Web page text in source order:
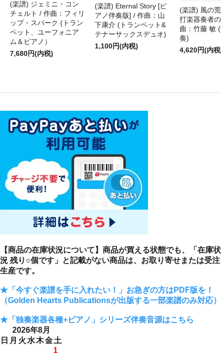
(楽譜) ジェミニ・コン
チェルト / 作曲：フィリ
ップ・スパーク (トラン
ペット、ユーフォニア
ム＆ピアノ）
7,680円(内税)
(楽譜) Eternal Story [ピ
アノ伴奏版] / 作曲：山
下康介 (トランペット&
テナーサックスデュオ)
1,100円(内税)
(楽譜) 風の
打楽器奏者
曲：竹藤 敏
奏)
4,620円(内
【商品の在庫状況について】商品が買える状態でも、「在庫状
況 残り○個です」と記載がない商品は、お取り寄せまたは受注
生産です。
★「今すぐ楽譜を手に入れたい！」お急ぎの方はPDF版を！
（Golden Hearts Publicationsが出版する一部楽譜のみ対応）
★「独奏楽器各種+ピアノ」シリーズ伴奏音源はこちら
2026年8月
日 月 火 水木金土
1